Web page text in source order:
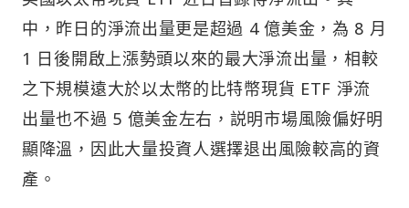
中，昨日的淨流出量更是超過 4 億美金，為 8 月
1 日後開啟上漲勢頭以來的最大淨流出量，相較
之下規模遠大於以太幣的比特幣現貨 ETF 淨流
出量也不過 5 億美金左右，説明市場風險偏好明
顯降溫，因此大量投資人選擇退出風險較高的資
產。